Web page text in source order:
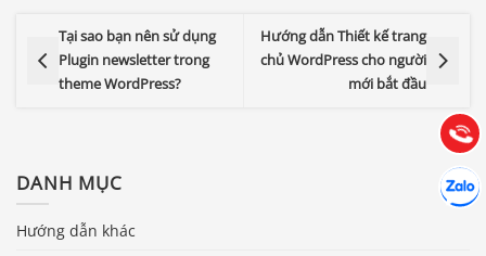
Tại sao bạn nên sử dụng
Plugin newsletter trong
theme WordPress?
Hướng dẫn Thiết kế trang
chủ WordPress cho người
mới bắt đầu
DANH MỤC
Hướng dẫn khác
Gọi
0903.976.769
Hướng dẫn & Hỗ trợ:
(028) 22.166.144
Chát